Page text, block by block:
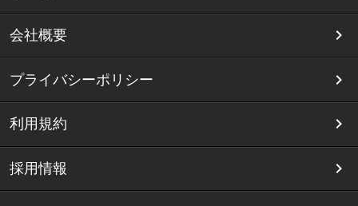
会社概要
プライバシーポリシー
利用規約
採用情報